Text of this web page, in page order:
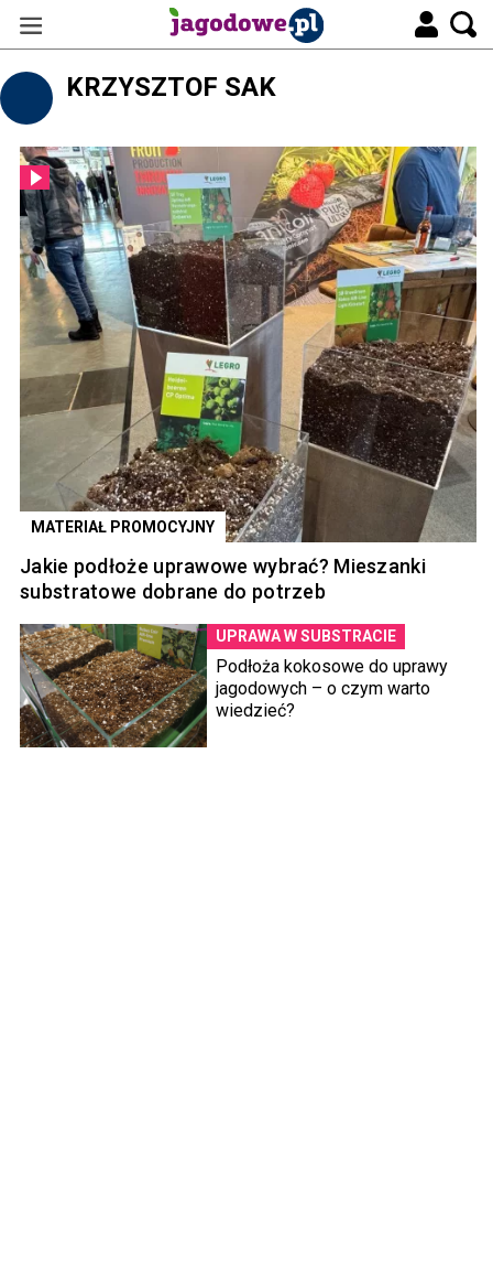
KRZYSZTOF SAK
MATERIAŁ PROMOCYJNY
Jakie podłoże uprawowe wybrać? Mieszanki
substratowe dobrane do potrzeb
UPRAWA W SUBSTRACIE
Podłoża kokosowe do uprawy
jagodowych – o czym warto
wiedzieć?